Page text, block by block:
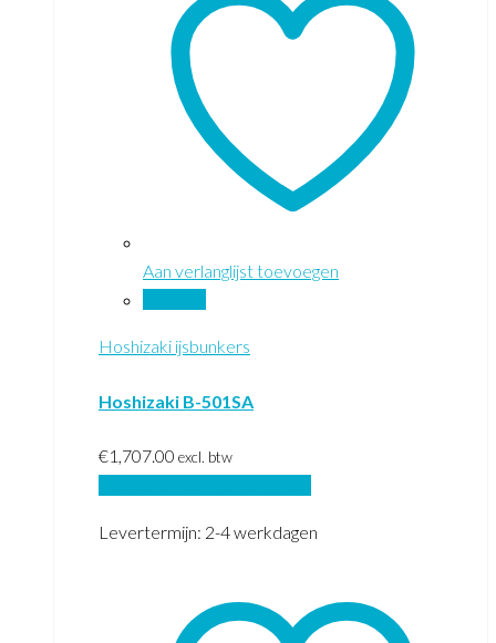
Aan verlanglijst toevoegen
Hoshizaki ijsbunkers
Hoshizaki B-501SA
€1,707.00 excl. btw
Levertermijn: 2-4 werkdagen